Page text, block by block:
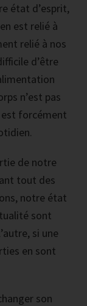
état d’esprit,
est relié à
relié à nos
d’être
n’est pas
est forcément
de notre
tout des
notre état
sont
si une
en sont
son